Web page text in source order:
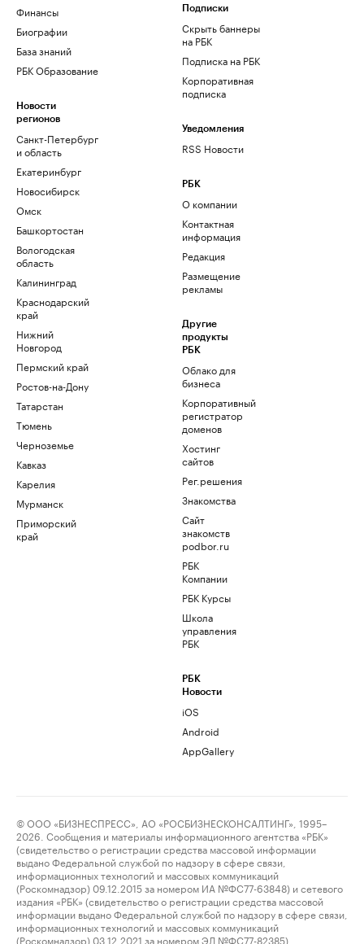
Финансы
Биографии
База знаний
РБК Образование
Новости
регионов
Санкт-Петербург
и область
Екатеринбург
Новосибирск
Омск
Башкортостан
Вологодская
область
Калининград
Краснодарский
край
Нижний
Новгород
Пермский край
Ростов-на-Дону
Татарстан
Тюмень
Черноземье
Кавказ
Карелия
Мурманск
Приморский
край
Подписки
Скрыть баннеры
на РБК
Подписка на РБК
Корпоративная
подписка
Уведомления
RSS Новости
РБК
О компании
Контактная
информация
Редакция
Размещение
рекламы
Другие
продукты
РБК
Облако для
бизнеса
Корпоративный
регистратор
доменов
Хостинг
сайтов
Рег.решения
Знакомства
Сайт
знакомств
podbor.ru
РБК
Компании
РБК Курсы
Школа
управления
РБК
РБК
Новости
iOS
Android
AppGallery
© ООО «БИЗНЕСПРЕСС», АО «РОСБИЗНЕСКОНСАЛТИНГ», 1995–
2026. Сообщения и материалы информационного агентства «РБК»
(свидетельство о регистрации средства массовой информации
выдано Федеральной службой по надзору в сфере связи,
информационных технологий и массовых коммуникаций
(Роскомнадзор) 09.12.2015 за номером ИА №ФС77-63848) и сетевого
издания «РБК» (свидетельство о регистрации средства массовой
информации выдано Федеральной службой по надзору в сфере связи,
информационных технологий и массовых коммуникаций
(Роскомнадзор) 03.12.2021 за номером ЭЛ №ФС77-82385)